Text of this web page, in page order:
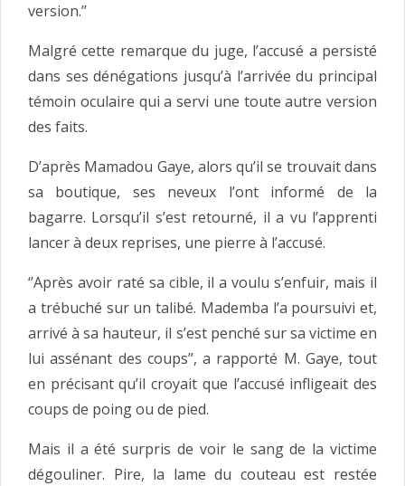
version.’’
Malgré cette remarque du juge, l’accusé a persisté
dans ses dénégations jusqu’à l’arrivée du principal
témoin oculaire qui a servi une toute autre version
des faits.
D’après Mamadou Gaye, alors qu’il se trouvait dans
sa boutique, ses neveux l’ont informé de la
bagarre. Lorsqu’il s’est retourné, il a vu l’apprenti
lancer à deux reprises, une pierre à l’accusé.
‘’Après avoir raté sa cible, il a voulu s’enfuir, mais il
a trébuché sur un talibé. Mademba l’a poursuivi et,
arrivé à sa hauteur, il s’est penché sur sa victime en
lui assénant des coups’’, a rapporté M. Gaye, tout
en précisant qu’il croyait que l’accusé infligeait des
coups de poing ou de pied.
Mais il a été surpris de voir le sang de la victime
dégouliner. Pire, la lame du couteau est restée